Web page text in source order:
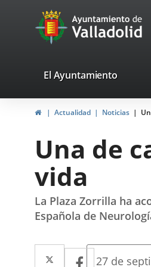
Portal
Web
Ayuntamiento
de
valladolid.es
El Ayuntamiento
HomeActualidad Noticias
Una de
vida
La Plaza Zorrilla ha
Española de
Twitter
EnlaceFacebook
Enlace
Fecha
27 de